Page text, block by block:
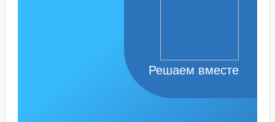
Решаем вместе